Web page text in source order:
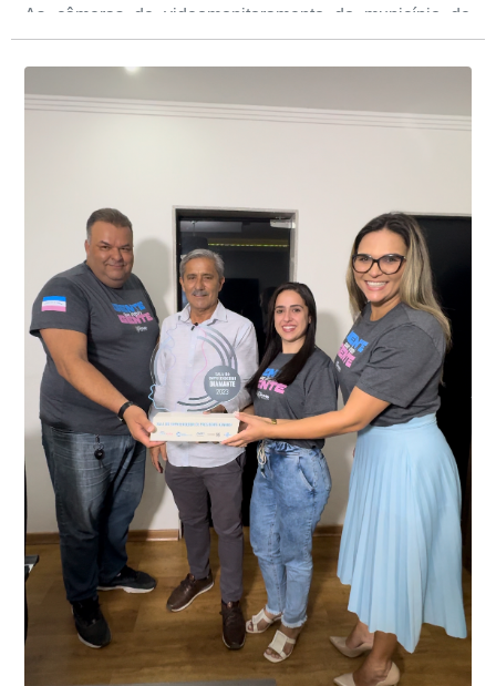
As câmeras de videomonitoramento do município de
Presidente Kennedy identificaram neste fim de semana,
01 de junho, uma motocicleta com indícios de
adulteração, imediatamente, a central de
videomonitoramento acionou a Guarda Civil Municipal,
Durante a abordagem a adulteração foi comprovada,
através da conferência do Chassi, a motocicleta, bem
conta do sistema de videomonitoramento instalado
recentemente em todo o município de Presidente
Kennedy, o sistema é integrado com outros municípios
do país, sendo possível a identificação de veículos por
meio do cruzamento de informações, nesse caso
específico, com dados de uma cidade do Estado do Rio
de Janeiro.
“Mais de 100 câmeras foram instaladas na sede e no
interior de Presidente Kennedy, garantindo mais
segurança à população, seja nas ruas, no comércio, os
produtores agropecuários. Estamos no rumo certo,
parabéns a todos os servidores que contribuem para a
segurança da nossa cidade”, destaca o prefeito Dorlei
Fontão.